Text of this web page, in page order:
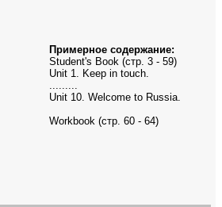
Примерное содержание:
Student's Book (стр. 3 - 59)
Unit 1. Keep in touch.
.........
Unit 10. Welcome to Russia.
Workbook (стр. 60 - 64)